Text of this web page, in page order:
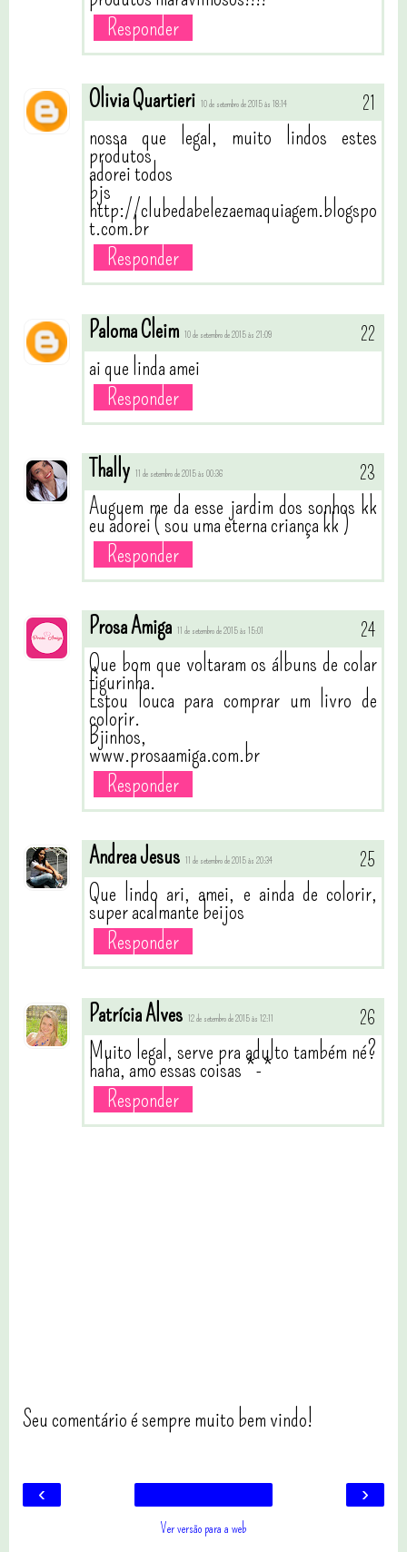
Responder
Olivia Quartieri 10 de setembro de 2015 às 18:14
nossa que legal, muito lindos estes
produtos
adorei todos
bjs
http://clubedabelezaemaquiagem.blogspo
t.com.br
Responder
Paloma Cleim 10 de setembro de 2015 às 21:09
ai que linda amei
Responder
Thally 11 de setembro de 2015 às 00:36
Auguem me da esse jardim dos sonhos kk
eu adorei ( sou uma eterna criança kk )
Responder
Prosa Amiga 11 de setembro de 2015 às 15:01
Que bom que voltaram os álbuns de colar
figurinha.
Estou louca para comprar um livro de
colorir.
Bjinhos,
www.prosaamiga.com.br
Responder
Andrea Jesus 11 de setembro de 2015 às 20:34
Que lindo ari, amei, e ainda de colorir,
super acalmante beijos
Responder
Patrícia Alves 12 de setembro de 2015 às 12:11
Muito legal, serve pra adulto também né?
haha, amo essas coisas *-*
Responder
Seu comentário é sempre muito bem vindo!
‹ ›
Ver versão para a web